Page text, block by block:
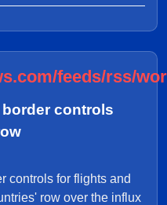
feeds/rss/
controls
controls for flights and
row over the influx